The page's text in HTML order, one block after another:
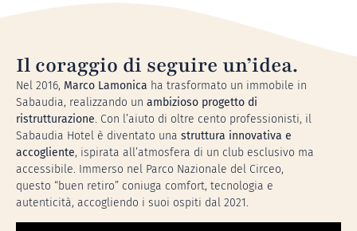
Il coraggio di seguire un’idea.
Nel 2016, Marco Lamonica ha trasformato un immobile in
Sabaudia, realizzando un ambizioso progetto di
ristrutturazione. Con l’aiuto di oltre cento professionisti, il
Sabaudia Hotel è diventato una struttura innovativa e
accogliente, ispirata all’atmosfera di un club esclusivo ma
accessibile. Immerso nel Parco Nazionale del Circeo,
questo “buen retiro” coniuga comfort, tecnologia e
autenticità, accogliendo i suoi ospiti dal 2021.